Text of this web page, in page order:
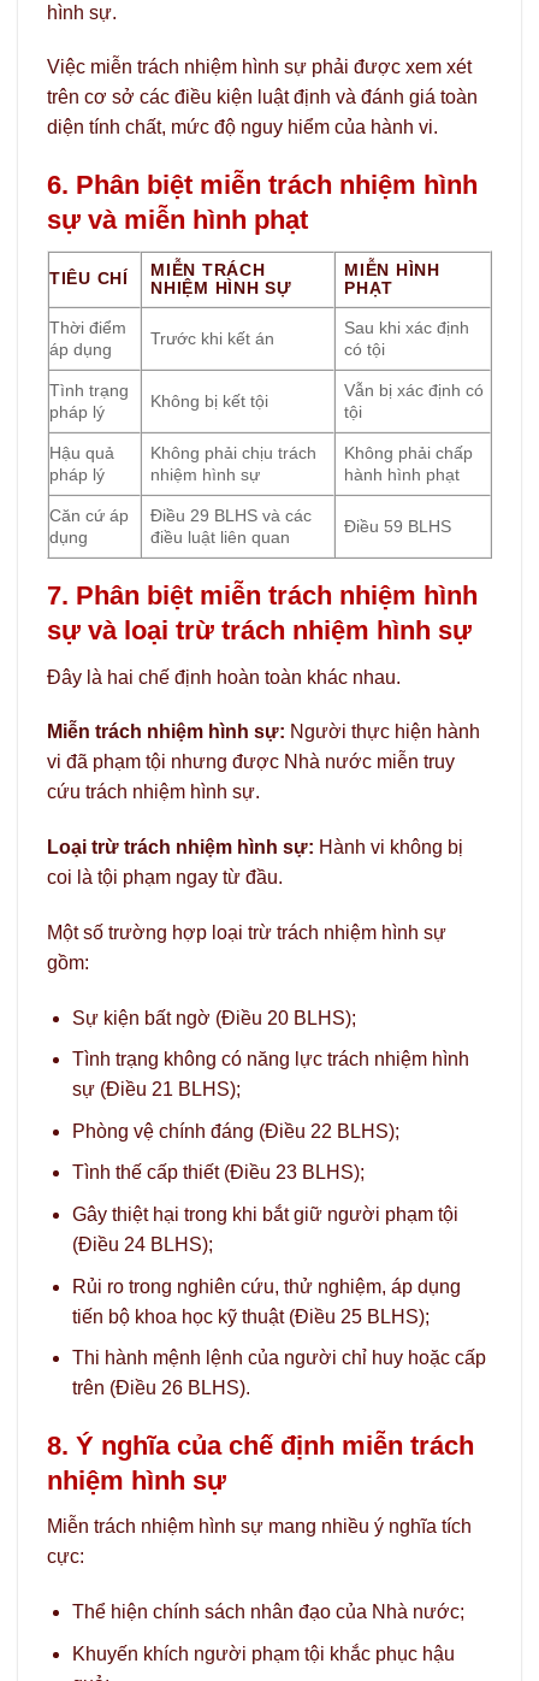
hình sự.
Việc miễn trách nhiệm hình sự phải được xem xét
trên cơ sở các điều kiện luật định và đánh giá toàn
diện tính chất, mức độ nguy hiểm của hành vi.
6. Phân biệt miễn trách nhiệm hình
sự và miễn hình phạt
TIÊU CHÍ
MIỄN TRÁCH
NHIỆM HÌNH SỰ
MIỄN HÌNH
PHẠT
Thời điểm
áp dụng
Trước khi kết án
Sau khi xác định
có tội
Tình trạng
pháp lý
Không bị kết tội
Vẫn bị xác định có
tội
Hậu quả
pháp lý
Không phải chịu trách
nhiệm hình sự
Không phải chấp
hành hình phạt
Căn cứ áp
dụng
Điều 29 BLHS và các
điều luật liên quan
Điều 59 BLHS
7. Phân biệt miễn trách nhiệm hình
sự và loại trừ trách nhiệm hình sự
Đây là hai chế định hoàn toàn khác nhau.
Miễn trách nhiệm hình sự: Người thực hiện hành
vi đã phạm tội nhưng được Nhà nước miễn truy
cứu trách nhiệm hình sự.
Loại trừ trách nhiệm hình sự: Hành vi không bị
coi là tội phạm ngay từ đầu.
Một số trường hợp loại trừ trách nhiệm hình sự
gồm:
Sự kiện bất ngờ (Điều 20 BLHS);
Tình trạng không có năng lực trách nhiệm hình
sự (Điều 21 BLHS);
Phòng vệ chính đáng (Điều 22 BLHS);
Tình thế cấp thiết (Điều 23 BLHS);
Gây thiệt hại trong khi bắt giữ người phạm tội
(Điều 24 BLHS);
Rủi ro trong nghiên cứu, thử nghiệm, áp dụng
tiến bộ khoa học kỹ thuật (Điều 25 BLHS);
Thi hành mệnh lệnh của người chỉ huy hoặc cấp
trên (Điều 26 BLHS).
8. Ý nghĩa của chế định miễn trách
nhiệm hình sự
Miễn trách nhiệm hình sự mang nhiều ý nghĩa tích
cực:
Thể hiện chính sách nhân đạo của Nhà nước;
Khuyến khích người phạm tội khắc phục hậu